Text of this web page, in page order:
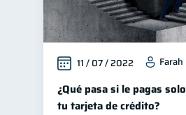
11 / 07 / 2022
¿Qué pasa si le pagas
tu tarjeta de crédito?